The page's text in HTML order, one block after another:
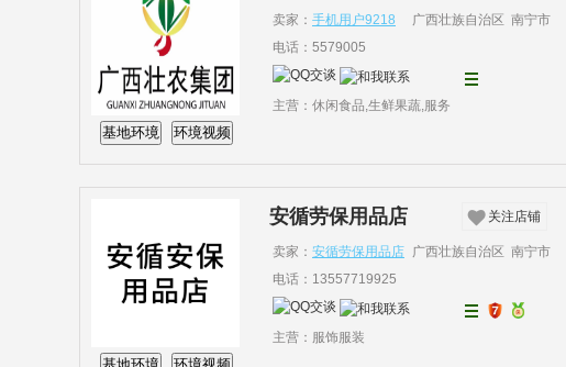
基地环境 环境视频
限公司
卖家： 手机用户9218
广西壮族自治区 南宁市
电话：5579005
主营：休闲食品,生鲜果蔬,服务
安循劳保用品店 关注店铺
卖家： 安循劳保用品店 广西壮族自治区 南宁市
电话：13557719925
主营：服饰服装